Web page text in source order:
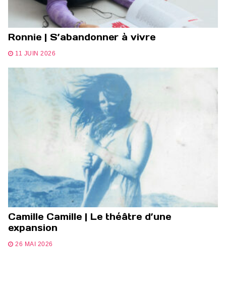
Ronnie | S’abandonner à vivre
11 JUIN 2026
Camille Camille | Le théâtre d’une
expansion
26 MAI 2026